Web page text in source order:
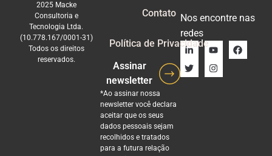
2025 Macke
Consultoria e
Tecnologia Ltda.
(10.778.167/0001-31)
Todos os direitos
reservados.
Contato
Política de Privacidade
Assinar
newsletter
*Ao assinar nossa
newsletter você declara
aceitar que os seus
dados pessoais sejam
recolhidos e tratados
para a futura relação
Nos encontre nas
redes